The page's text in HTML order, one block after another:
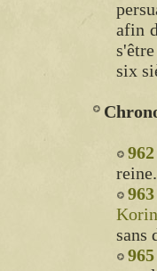
afin
six
962
reine.
963
Korin
sans
965